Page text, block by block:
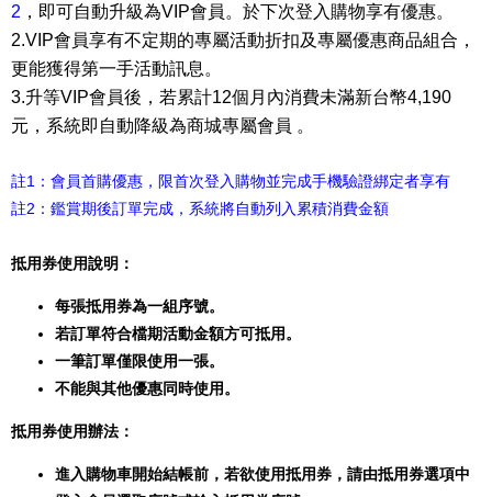
2 ，即可自動升級為VIP會員。於下次登入購物享有優惠。
2.VIP會員享有不定期的專屬活動折扣及專屬優惠商品組合，
更能獲得第一手活動訊息。
3.升等VIP會員後，若累計12個月內消費未滿新台幣4,190
元，系統即自動降級為商城專屬會員 。
註1：會員首購優惠，限首次登入購物並完成手機驗證綁定者享有
註2：鑑賞期後訂單完成，系統將自動列入累積消費金額
抵用券使用說明：
每張抵用券為一組序號。
若訂單符合檔期活動金額方可抵用。
一筆訂單僅限使用一張。
不能與其他優惠同時使用。
抵用券使用辦法：
進入購物車開始結帳前，若欲使用抵用券，請由抵用券選項中